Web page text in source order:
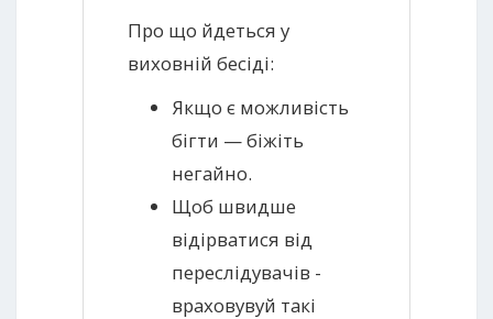
Про що йдеться у
виховній бесіді:
Якщо є можливість
бігти — біжіть
негайно.
Щоб швидше
відірватися від
переслідувачів -
враховувуй такі